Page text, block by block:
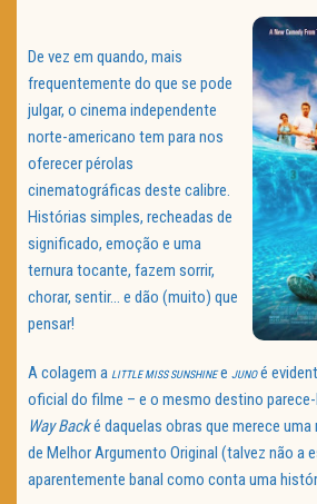
De vez em quando, mais
frequentemente do que se pode
julgar, o cinema independente
norte-americano tem para nos
oferecer pérolas
cinematográficas deste calibre.
Histórias simples, recheadas de
significado, emoção e uma
ternura tocante, fazem sorrir,
chorar, sentir… e dão (muito) que
pensar!
A colagem a LITTLE MISS SUNSHINEe JUNOé
oficial do filme – e o mesmo destino parece-
Way Backé daquelas obras que merece uma
de Melhor Argumento Original (talvez não a
aparentemente banal como conta uma